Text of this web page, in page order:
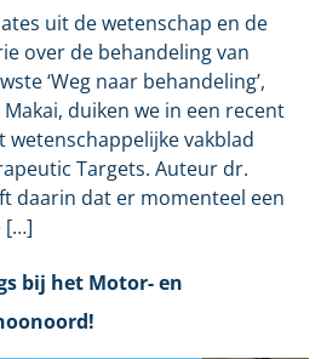
uit de wetenschap en de
over de behandeling van
‘Weg naar behandeling’,
duiken we in een recent
vakblad
Targets. Auteur dr.
daarin dat er momenteel een
[…]
bij het Motor- en